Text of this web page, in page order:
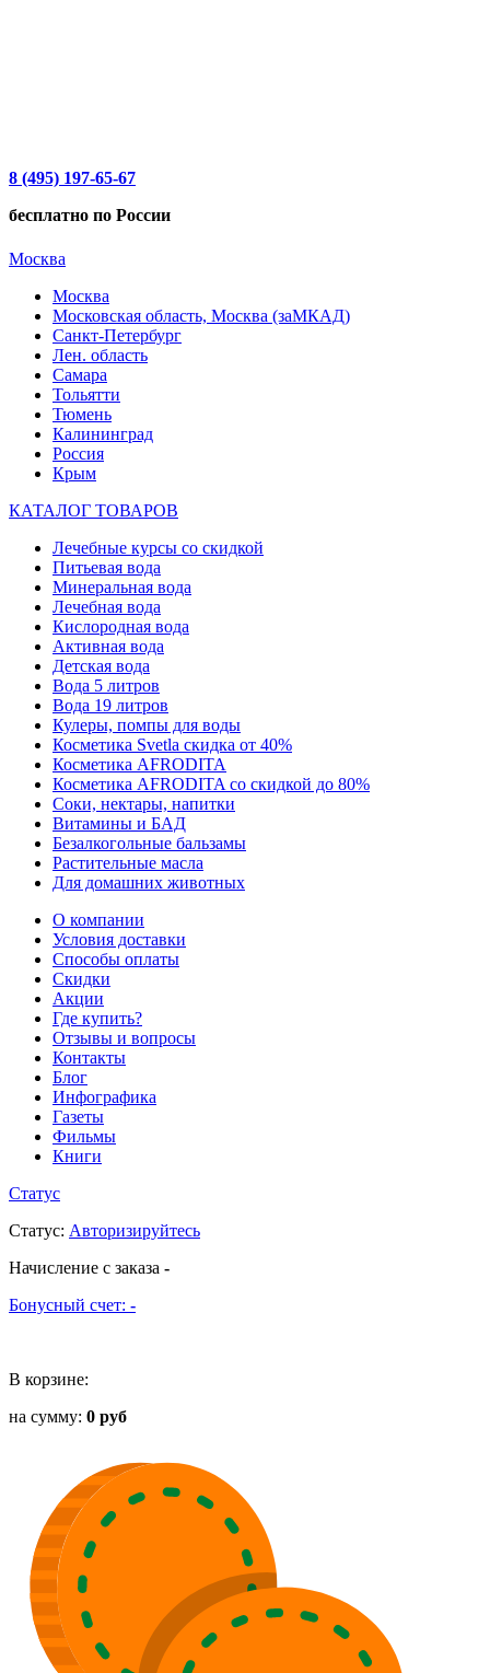
8 (495) 197-65-67
бесплатно по России
Москва
Москва
Московская область, Москва (заМКАД)
Санкт-Петербург
Лен. область
Самара
Тольятти
Тюмень
Калининград
Россия
Крым
КАТАЛОГ ТОВАРОВ
Лечебные курсы со скидкой
Питьевая вода
Минеральная вода
Лечебная вода
Кислородная вода
Активная вода
Детская вода
Вода 5 литров
Вода 19 литров
Кулеры, помпы для воды
Косметика Svetla скидка от 40%
Косметика AFRODITA
Косметика AFRODITA со скидкой до 80%
Соки, нектары, напитки
Витамины и БАД
Безалкогольные бальзамы
Растительные масла
Для домашних животных
О компании
Условия доставки
Способы оплаты
Скидки
Акции
Где купить?
Отзывы и вопросы
Контакты
Блог
Инфографика
Газеты
Фильмы
Книги
Статус
Статус: Авторизируйтесь
Начисление с заказа -
Бонусный счет: -
В корзине:
на сумму: 0 руб